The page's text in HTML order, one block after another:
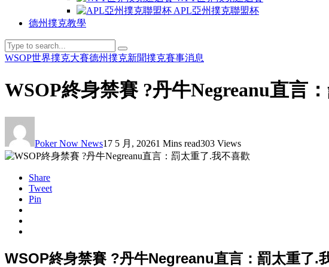
APL亞州撲克聯盟杯
德州撲克教學
WSOP世界撲克大賽德州撲克新聞撲克賽事消息
WSOP終身禁賽 ?丹牛Negreanu直言
Poker Now News17 5 月, 20261 Mins read303 Views
Share
Tweet
Pin
WSOP終身禁賽 ?丹牛Negreanu直言：罰太重了.